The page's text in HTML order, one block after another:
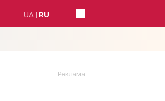
UA RU
Реклама